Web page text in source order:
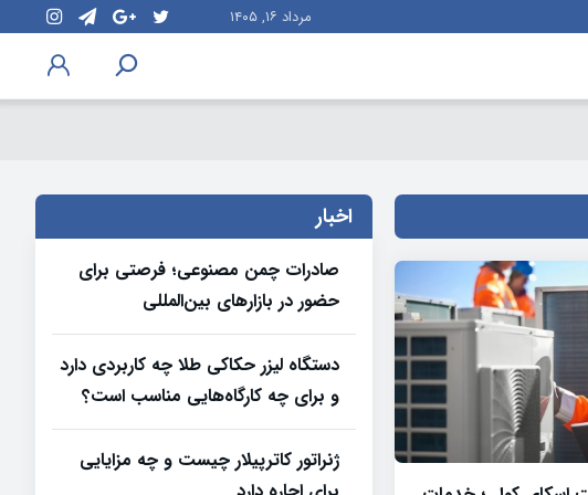
مرداد ۱۶, ۱۴۰۵
اخبار
صادرات چمن مصنوعی؛ فرصتی برای
حضور در بازارهای بین‌المللی
دستگاه لیزر حکاکی طلا چه کاربردی دارد
و برای چه کارگاه‌هایی مناسب است؟
ژنراتور کاترپیلار چیست و چه مزایایی